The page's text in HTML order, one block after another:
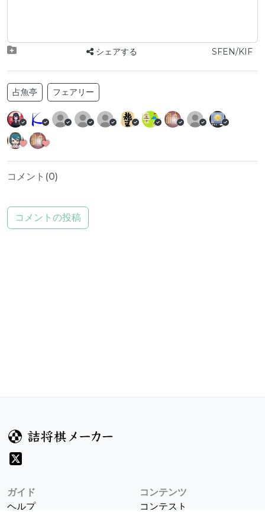
シェアする SFEN/KIF
占魚亭 フェアリー
コメント(0)
コメントの投稿
ガイド
ヘルプ
コンテンツ
コンテスト